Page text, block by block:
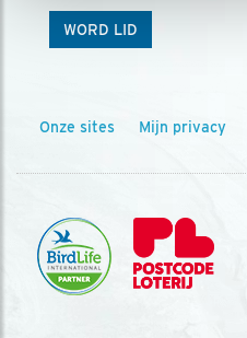
WORD LID
Onze sites Mijn privacy